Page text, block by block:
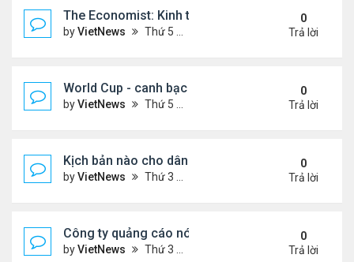
The Economist: Kinh tế thế giới suy thoái vẫn
byVietNews Thứ 5 Tháng 11 17, 2022 5:51 pm
0
Trả lời
World Cup - canh bạc 300 tỷ USD thay đổi hình
byVietNews Thứ 5 Tháng 11 17, 2022 4:48 pm
0
Trả lời
Kịch bản nào cho dân số thế giới sau mốc 8 tỷ
byVietNews Thứ 3 Tháng 11 15, 2022 5:02 pm
0
Trả lời
Công ty quảng cáo nói Twitter quá rủi ro
byVietNews Thứ 3 Tháng 11 15, 2022 4:56 pm
0
Trả lời